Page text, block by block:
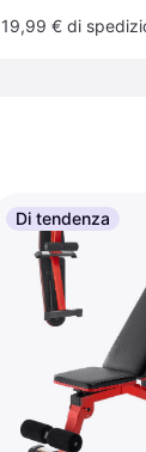
19,99 € di
Di tendenza